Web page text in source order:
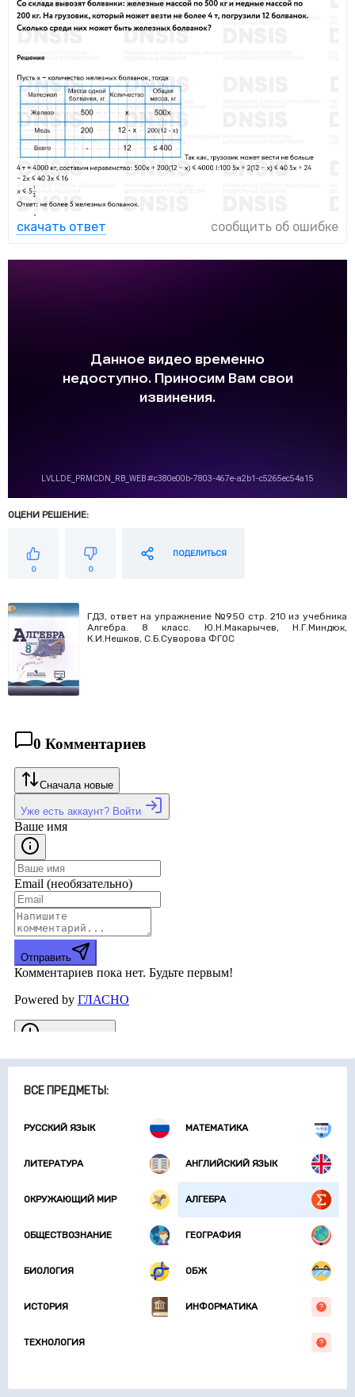
ВСЕ ПРЕДМЕТЫ:
РУССКИЙ ЯЗЫК МАТЕМАТИКА
ЛИТЕРАТУРА АНГЛИЙСКИЙ ЯЗЫК
ОКРУЖАЮЩИЙ МИР АЛГЕБРА
ОБЩЕСТВОЗНАНИЕ ГЕОГРАФИЯ
БИОЛОГИЯ ОБЖ
ИСТОРИЯ ИНФОРМАТИКА
ТЕХНОЛОГИЯ
скачать ответ сообщить об ошибке
ОЦЕНИ РЕШЕНИЕ:
0 0
ПОДЕЛИТЬСЯ
ГДЗ, ответ на упражнение №950 стр. 210 из учебника
Алгебра. 8 класс. Ю.Н.Макарычев, Н.Г.Миндюк,
К.И.Нешков, С.Б.Суворова ФГОС